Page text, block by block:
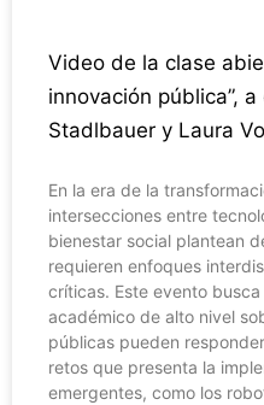
Video de la clase
innovación pública”,
Stadlbauer y Laura
En la era de la
intersecciones entre
bienestar social plantean
requieren enfoques
críticas. Este evento
académico de alto nivel
públicas pueden
retos que presenta la
emergentes, como los